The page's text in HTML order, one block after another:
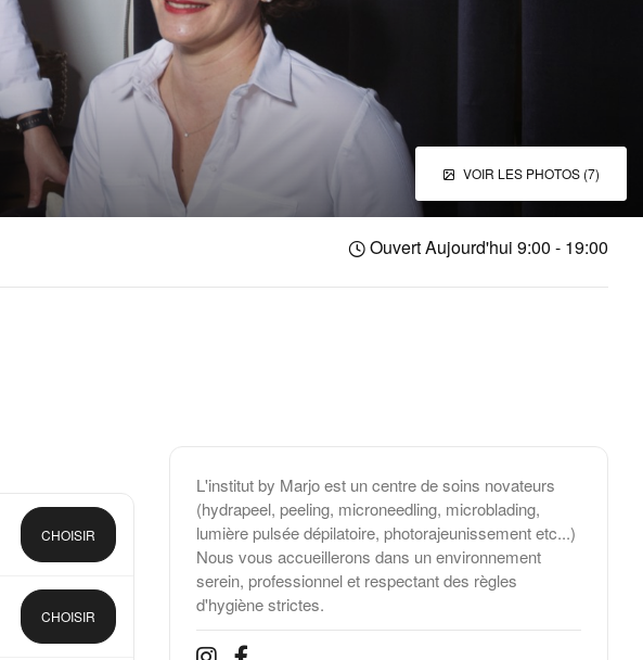
VOIR LES PHOTOS (7)
Ouvert Aujourd'hui 9:00 - 19:00
CHOISIR
CHOISIR
L'institut by Marjo est un centre de soins novateurs
(hydrapeel, peeling, microneedling, microblading,
lumière pulsée dépilatoire, photorajeunissement etc...)
Nous vous accueillerons dans un environnement
serein, professionnel et respectant des règles
d'hygiène strictes.